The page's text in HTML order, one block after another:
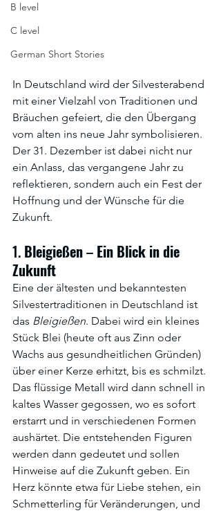
B level
C level
German Short Stories
In Deutschland wird der Silvesterabend
mit einer Vielzahl von Traditionen und
Bräuchen gefeiert, die den Übergang
vom alten ins neue Jahr symbolisieren.
Der 31. Dezember ist dabei nicht nur
ein Anlass, das vergangene Jahr zu
reflektieren, sondern auch ein Fest der
Hoffnung und der Wünsche für die
Zukunft.
1. Bleigießen – Ein Blick indie
Zukunft
Eine der ältesten und bekanntesten
Silvestertraditionen in Deutschland ist
das Bleigießen. Dabei wird ein kleines
Stück Blei (heute oft aus Zinn oder
Wachs aus gesundheitlichen Gründen)
über einer Kerze erhitzt, bis es schmilzt.
Das flüssige Metall wird dann schnell in
kaltes Wasser gegossen, wo es sofort
erstarrt und in verschiedenen Formen
aushärtet. Die entstehenden Figuren
werden dann gedeutet und sollen
Hinweise auf die Zukunft geben. Ein
Herz könnte etwa für Liebe stehen, ein
Schmetterling für Veränderungen, und